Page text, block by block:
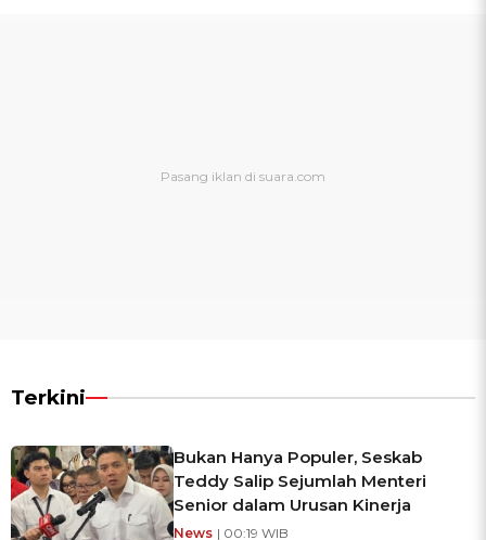
Terkini
Bukan Hanya Populer, Seskab
Teddy Salip Sejumlah Menteri
Senior dalam Urusan Kinerja
News | 00:19 WIB